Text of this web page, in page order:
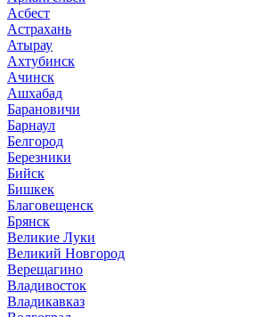
Асбест
Астрахань
Атырау
Ахтубинск
Ачинск
Ашхабад
Барановичи
Барнаул
Белгород
Березники
Бийск
Бишкек
Благовещенск
Брянск
Великие Луки
Великий Новгород
Верещагино
Владивосток
Владикавказ